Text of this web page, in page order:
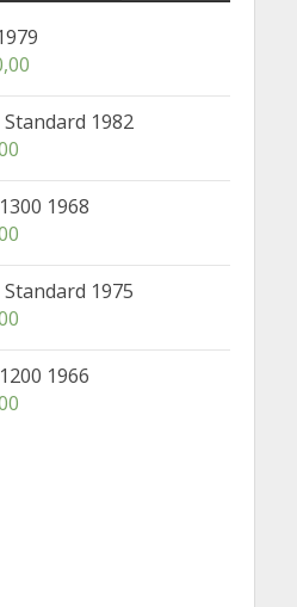
1982
1968
1975
1966